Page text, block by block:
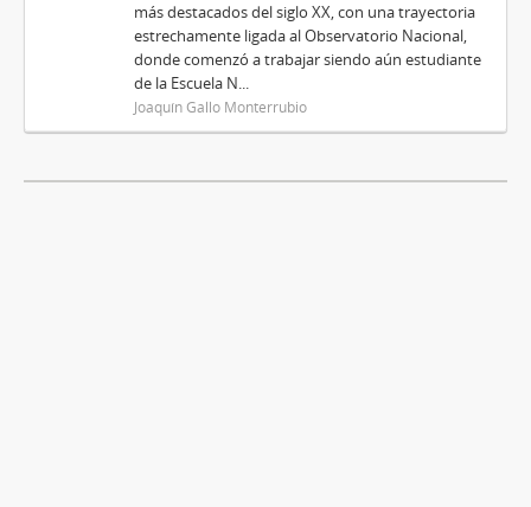
más destacados del siglo XX, con una trayectoria
estrechamente ligada al Observatorio Nacional,
donde comenzó a trabajar siendo aún estudiante
de la Escuela N...
Joaquín Gallo Monterrubio